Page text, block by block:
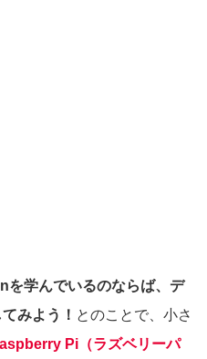
を学んでいるのならば、デ
みよう！ とのことで、小さ
Pi（ラズベリーパ